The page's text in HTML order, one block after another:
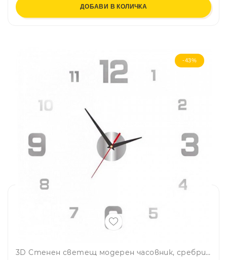
ДОБАВИ В КОЛИЧКА
-43%
3D Стенен светещ модерен часовник, сребрист - SILVER, Home Decor Clock 3D, DC-163